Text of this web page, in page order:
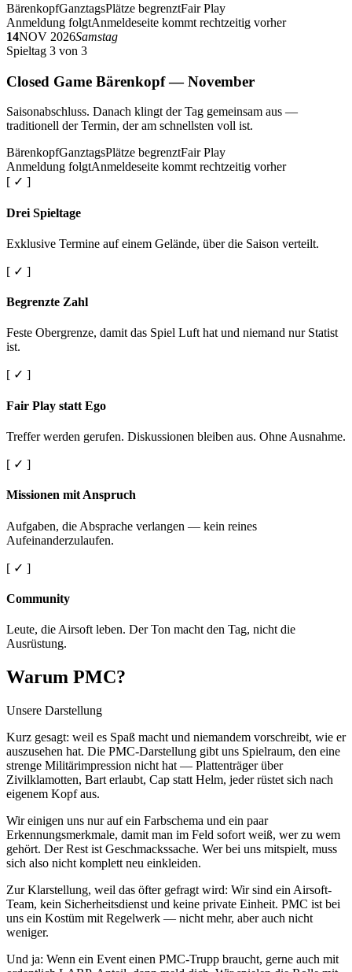
BärenkopfGanztagsPlätze begrenztFair Play
Anmeldung folgtAnmeldeseite kommt rechtzeitig vorher
14NOV 2026Samstag
Spieltag 3 von 3
Closed Game Bärenkopf — November
Saisonabschluss. Danach klingt der Tag gemeinsam aus —
traditionell der Termin, der am schnellsten voll ist.
BärenkopfGanztagsPlätze begrenztFair Play
Anmeldung folgtAnmeldeseite kommt rechtzeitig vorher
[ ✓ ]
Drei Spieltage
Exklusive Termine auf einem Gelände, über die Saison verteilt.
[ ✓ ]
Begrenzte Zahl
Feste Obergrenze, damit das Spiel Luft hat und niemand nur Statist
ist.
[ ✓ ]
Fair Play statt Ego
Treffer werden gerufen. Diskussionen bleiben aus. Ohne Ausnahme.
[ ✓ ]
Missionen mit Anspruch
Aufgaben, die Absprache verlangen — kein reines
Aufeinanderzulaufen.
[ ✓ ]
Community
Leute, die Airsoft leben. Der Ton macht den Tag, nicht die
Ausrüstung.
Warum PMC?
Unsere Darstellung
Kurz gesagt: weil es Spaß macht und niemandem vorschreibt, wie er
auszusehen hat. Die PMC-Darstellung gibt uns Spielraum, den eine
strenge Militärimpression nicht hat — Plattenträger über
Zivilklamotten, Bart erlaubt, Cap statt Helm, jeder rüstet sich nach
eigenem Kopf aus.
Wir einigen uns nur auf ein Farbschema und ein paar
Erkennungsmerkmale, damit man im Feld sofort weiß, wer zu wem
gehört. Der Rest ist Geschmackssache. Wer bei uns mitspielt, muss
sich also nicht komplett neu einkleiden.
Zur Klarstellung, weil das öfter gefragt wird: Wir sind ein Airsoft-
Team, kein Sicherheitsdienst und keine private Einheit. PMC ist bei
uns ein Kostüm mit Regelwerk — nicht mehr, aber auch nicht
weniger.
Und ja: Wenn ein Event einen PMC-Trupp braucht, gerne auch mit